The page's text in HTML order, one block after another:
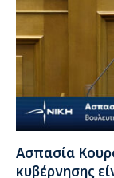
Ασπασία
κυβέρνησης